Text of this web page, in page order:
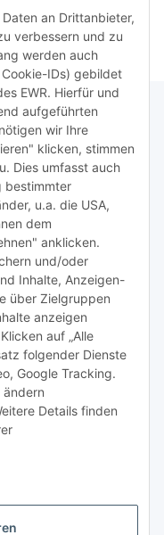
an Drittanbieter,
verbessern und zu
werden auch
IDs) gebildet
EWR. Hierfür und
aufgeführten
wir Ihre
klicken, stimmen
Dies umfasst auch
bestimmter
u.a. die USA,
dem
anklicken.
und/oder
Inhalte, Anzeigen-
über Zielgruppen
anzeigen
auf „Alle
folgender Dienste
Google Tracking.
ändern
Details finden